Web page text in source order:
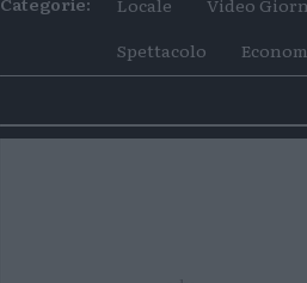
Locale Video
Spettacolo